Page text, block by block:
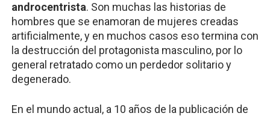
androcentrista. Son muchas las historias de
hombres que se enamoran de mujeres creadas
artificialmente, y en muchos casos eso termina con
la destrucción del protagonista masculino, por lo
general retratado como un perdedor solitario y
degenerado.
En el mundo actual, a 10 años de la publicación de